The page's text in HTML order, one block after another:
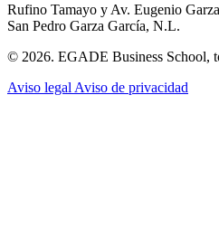
Rufino Tamayo y Av. Eugenio
San Pedro Garza García, N.L.
© 2026. EGADE Business School,
Aviso legal Aviso de privacidad